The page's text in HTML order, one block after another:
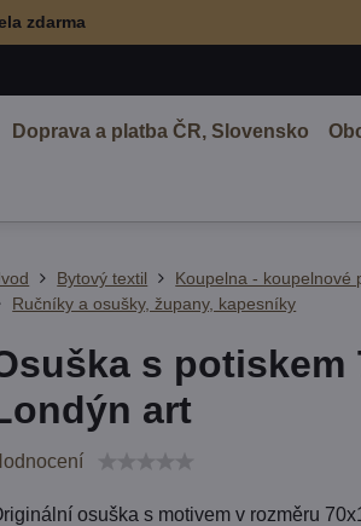
zdarma
Doprava a platba ČR, Slovensko
Bytový textil
Koupelna - koupelnové
Ručníky a osušky, župany, kapesníky
s potiskem
art
osuška s motivem v rozměru